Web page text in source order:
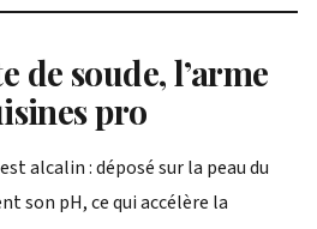
de soude, l’arme
pro
alcalin : déposé sur la peau du
son pH, ce qui accélère la